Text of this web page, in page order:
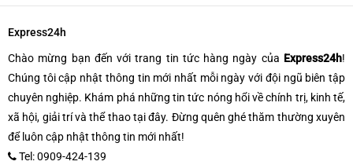
Express24h
Chào mừng bạn đến với trang tin tức hàng ngày của Express24h!
Chúng tôi cập nhật thông tin mới nhất mỗi ngày với đội ngũ biên tập
chuyên nghiệp. Khám phá những tin tức nóng hổi về chính trị, kinh tế,
xã hội, giải trí và thể thao tại đây. Đừng quên ghé thăm thường xuyên
để luôn cập nhật thông tin mới nhất!
Tel: 0909-424-139